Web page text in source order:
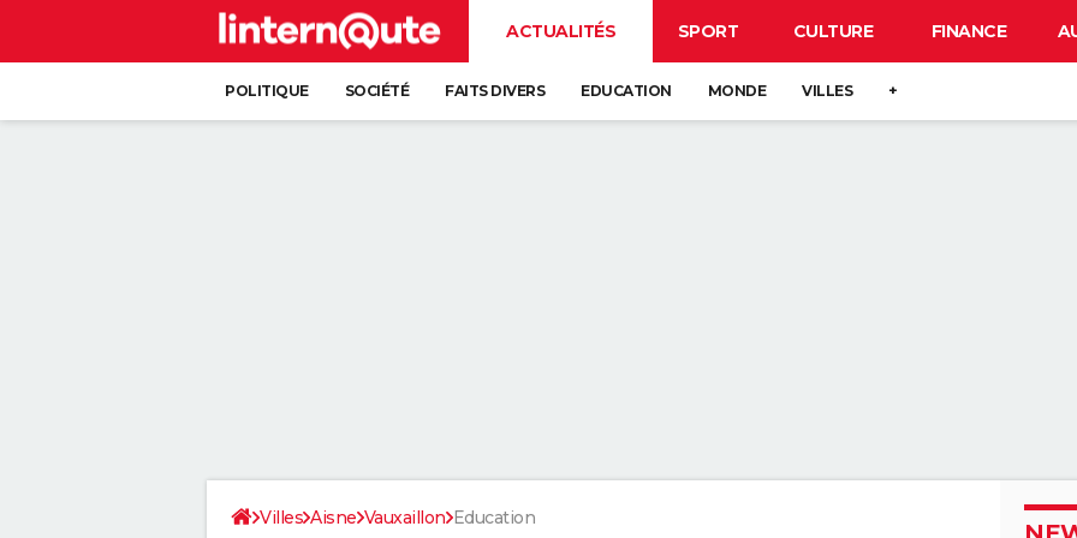
ACTUALITÉS SPORT CULTURE FINANCE
POLITIQUE SOCIÉTÉ FAITS DIVERS EDUCATION MONDE VILLES +
Villes Aisne Vauxaillon Education